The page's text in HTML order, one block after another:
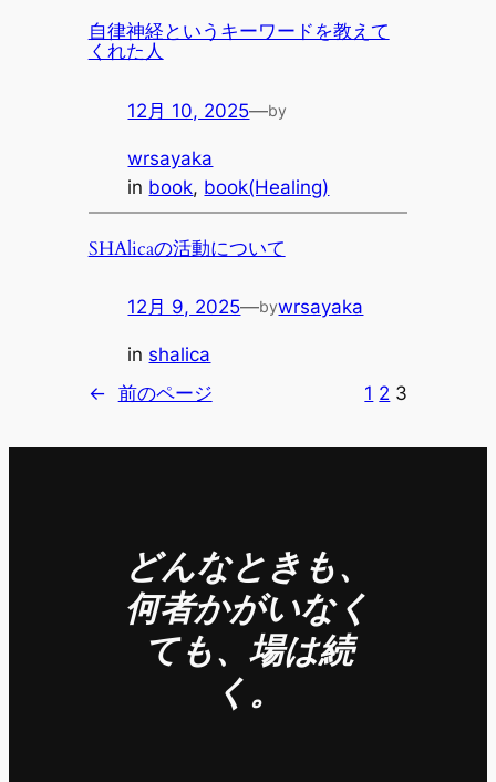
自律神経というキーワードを教えて
くれた人
12月 10, 2025—by
wrsayaka
in book, book(Healing)
SHAlicaの活動について
12月 9, 2025—bywrsayaka
in shalica
← 前のページ 1 2 3
どんなときも、
何者かがいなく
ても、場は続
く。